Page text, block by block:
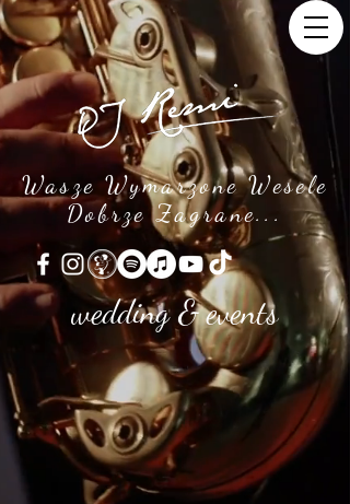
Wasze Wymarzone Wesele
Dobrze Zagrane...
wedding & events